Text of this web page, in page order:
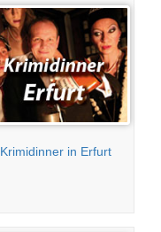
Krimidinner in Erfurt